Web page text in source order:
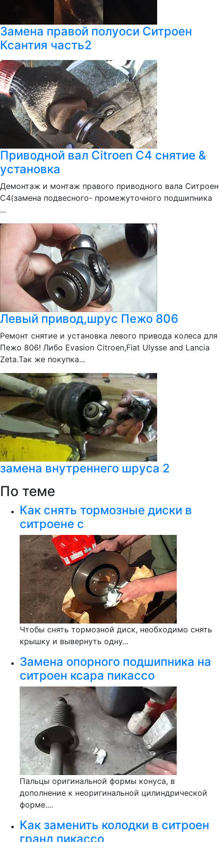
Замена правой полуоси Ситроен
Ксантия часть2
Приводной вал Citroen C4 снятие &
установка
Демонтаж и монтаж правого приводного вала Ситроен
С4(замена подвесного- промежуточного подшипника
...
Левый привод,шрус Пежо 806
Ремонт снятие и установка левого привода колеса для
Пежо 806! Либо Evasion Citroen,Fiat Ulysse and Lancia
Zeta.Так же покупка...
замена внутреннего шруса 2
По теме
Как снять тормозные диски в
ситроене с
Чтобы снять тормозной диск, необходимо снять
крышку и вывернуть одну...
Замена опорного подшипника на
ситроен ксара пикассо
Пальцы оригинальной формы конуса, в
дополнение к неоригинальной цилиндрической
форме....
Как заменить колодки в ситроен
гранд пикассо